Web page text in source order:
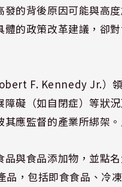
的背後原因可能與高
的政策改革建議，卻
F. Kennedy Jr.）領
礙（如自閉症）等狀
應監督的產業所綁架
與食品添加物，並點
，包括即食食品、冷